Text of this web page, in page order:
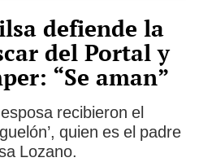
defiende la
del Portal y
“Se aman”
recibieron el
quien es el padre
Lozano.